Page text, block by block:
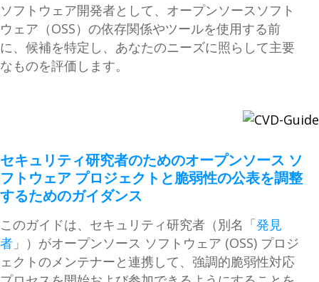
ソフトウェア開発者として、オープンソースソフト
ウェア（OSS）の依存関係やツールを使用する前
に、候補を特定し、あなたのニーズに照らして主要
なものを評価します。
セキュリティ研究者のためのオープンソース ソ
フトウェア プロジェクトと脆弱性の公表を調整
するためのガイダンス
このガイドは、セキュリティ研究者（別名「発見
者 」）がオープンソース ソフトウェア (OSS) プロジ
ェクトのメンテナーと連携して、強調的脆弱性対応